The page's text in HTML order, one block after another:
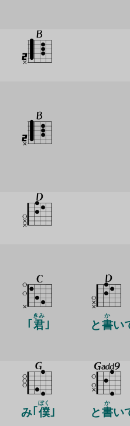
｢ 君
きみ
｣ と書
か
い
み｢ 僕
ぼく
｣ と書
か
い